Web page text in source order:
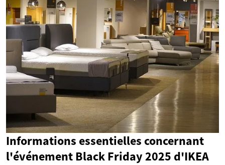
Informations essentielles concernant
l'événement Black Friday 2025 d'IKEA